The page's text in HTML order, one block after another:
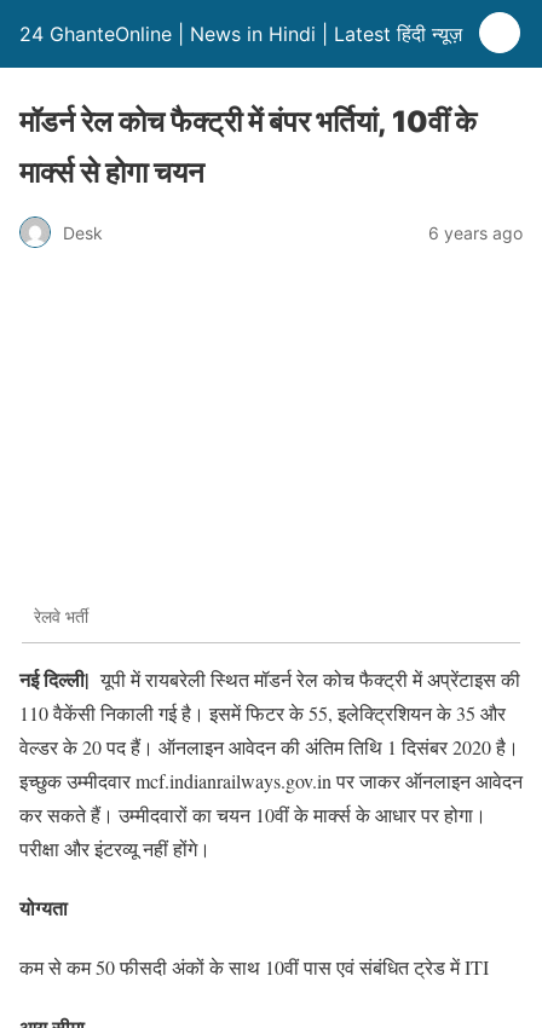
24 GhanteOnline | News in Hindi | Latest हिंदी न्यूज़
मॉडर्न रेल कोच फैक्ट्री में बंपर भर्तियां, 10वीं के
मार्क्स से होगा चयन
Desk 6 years ago
रेलवे भर्ती
नई दिल्ली| यूपी में रायबरेली स्थित मॉडर्न रेल कोच फैक्ट्री में अप्रेंटाइस की
110 वैकेंसी निकाली गई है। इसमें फिटर के 55, इलेक्ट्रिशियन के 35 और
वेल्डर के 20 पद हैं। ऑनलाइन आवेदन की अंतिम तिथि 1 दिसंबर 2020 है।
इच्छुक उम्मीदवार mcf.indianrailways.gov.in पर जाकर ऑनलाइन आवेदन
कर सकते हैं। उम्मीदवारों का चयन 10वीं के मार्क्स के आधार पर होगा।
परीक्षा और इंटरव्यू नहीं होंगे।
योग्यता
कम से कम 50 फीसदी अंकों के साथ 10वीं पास एवं संबंधित ट्रेड में ITI